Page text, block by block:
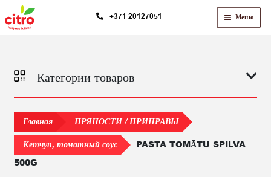
Перейти
Перейти
+371 20127051 Меню
Категории товаров
Главная
ПРЯНОСТИ / ПРИПРАВЫ
Кетчуп, томатный соус
PASTA TOMĀTU SPILVA
500G